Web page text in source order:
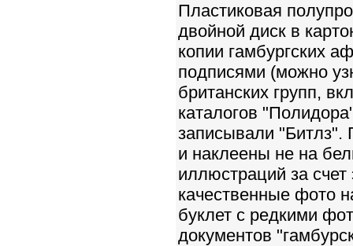
Пластиковая
двойной диск в
копии гамбургских
подписями (можно
британских групп,
каталогов
записывали "Битлз".
и наклеены не на
иллюстраций за
качественные фото
буклет с редкими
документов